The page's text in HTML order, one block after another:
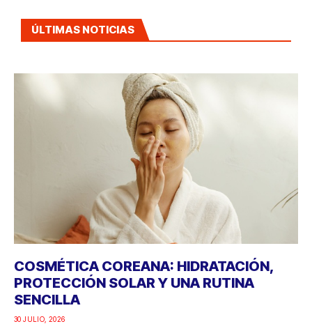
ÚLTIMAS NOTICIAS
COSMÉTICA COREANA: HIDRATACIÓN,
PROTECCIÓN SOLAR Y UNA RUTINA
SENCILLA
30 JULIO, 2026